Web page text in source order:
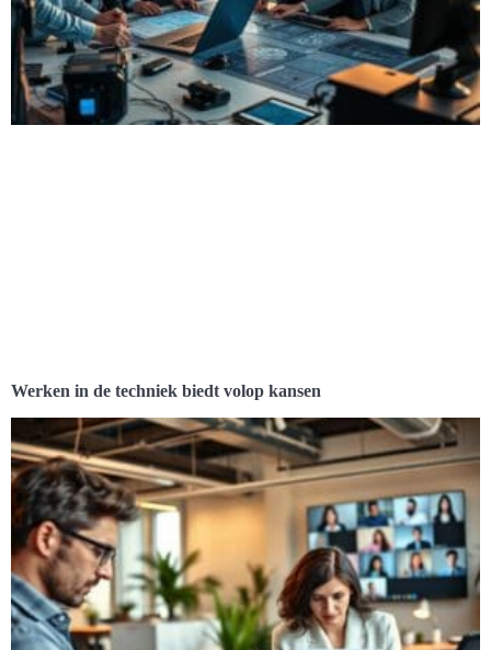
Werken in de techniek biedt volop kansen